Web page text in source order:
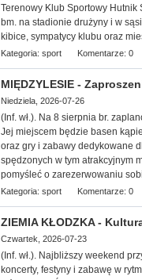
Terenowy Klub Sportowy Hutnik
bm. na stadionie drużyny i w
kibice, sympatycy klubu oraz
Kategoria: sport Komentarze: 0
MIĘDZYLESIE -
Niedziela, 2026-07-26
(Inf. wł.). Na 8 sierpnia br.
Jej miejscem będzie basen
oraz gry i zabawy dedykowane
spędzonych w tym atrakcyjnym
pomyśleć o zarezerwowaniu
Kategoria: sport Komentarze: 0
ZIEMIA KŁODZKA -
Czwartek, 2026-07-23
(Inf. wł.). Najbliższy weekend
koncerty, festyny i zabawę w